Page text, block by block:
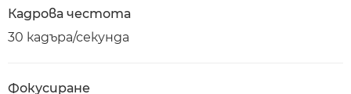
Кадрова честота
30 кадъра/секунда
Фокусиране